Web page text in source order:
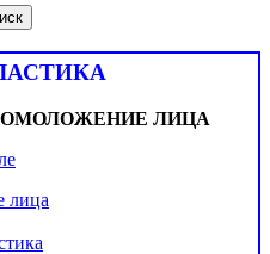
ОМОЛОЖЕНИЕ ЛИЦА
лица